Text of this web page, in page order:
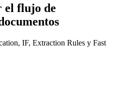
el flujo de
IF, Extraction Rules y Fast